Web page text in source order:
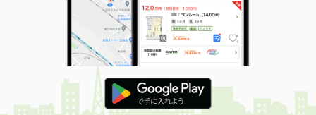
価 格
3.10万円
住 所
香川県坂出市川津町
専有面積 39.17m²
間取り
香川県高松市飯田町
価 格
4.45万円